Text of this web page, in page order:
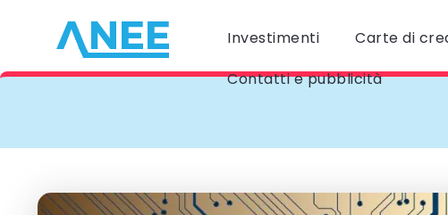
Investimenti Carte di
Contatti e pubblicità